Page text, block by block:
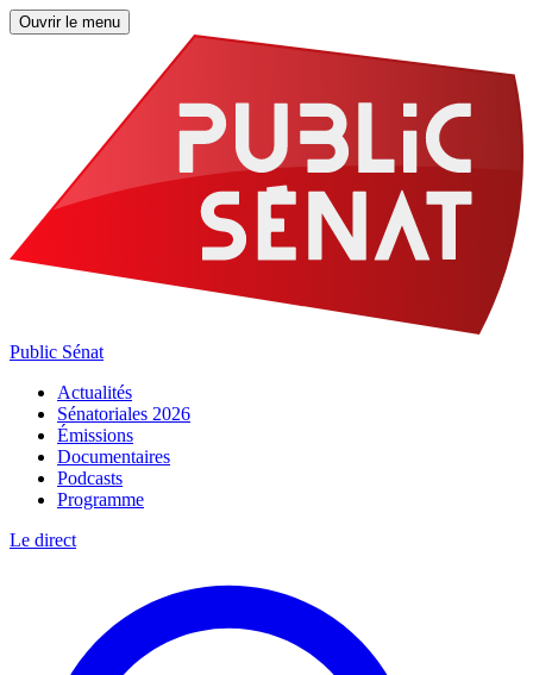
Ouvrir le menu
Public Sénat
Actualités
Sénatoriales 2026
Émissions
Documentaires
Podcasts
Programme
Le direct